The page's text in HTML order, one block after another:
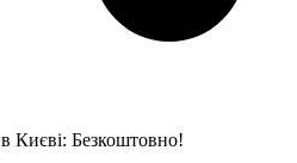
в Києві: Безкоштовно!